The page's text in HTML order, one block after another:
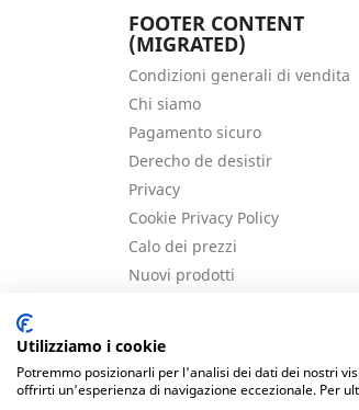
Las cookies de este sitio web se usan para
haga del sitio web con nuestros partners de
FOOTER CONTENT
(MIGRATED)
Condizioni generali di vendita
Chi siamo
Pagamento sicuro
Derecho de desistir
Privacy
Cookie Privacy Policy
Calo dei prezzi
Nuovi prodotti
Utilizziamo i cookie
Potremmo posizionarli per l'analisi dei dati dei nostri
offrirti un'esperienza di navigazione eccezionale. Per